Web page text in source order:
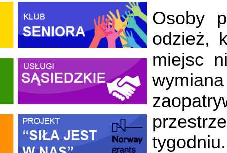
Osoby
odzież,
miejsc
tygodniu.